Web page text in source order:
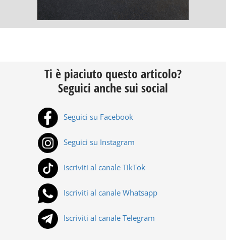
Ti è piaciuto questo articolo?
Seguici anche sui social
Seguici su Facebook
Seguici su Instagram
Iscriviti al canale TikTok
Iscriviti al canale Whatsapp
Iscriviti al canale Telegram